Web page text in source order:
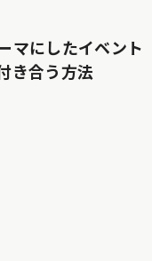
マにしたイベント
き合う方法